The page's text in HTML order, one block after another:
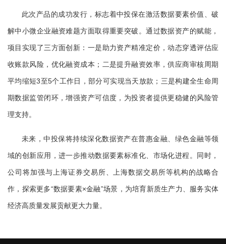
此次产品的成功发行，标志着中投保在激活数据要素价值、破
解中小微企业融资难题方面取得重要突破。通过数据资产的赋能，
项目实现了三方面创新：一是助力资产精准定价，动态穿透评估应
收账款风险，优化融资成本；二是提升融资效率，供应商审核周期
平均缩短3至5个工作日，部分可实现当天放款；三是构建全生命周
期数据监管闭环，增强资产可信度，为投资者提供更稳健的风险管
理支持。
未来，中投保将持续深化数据资产在普惠金融、绿色金融等领
域的创新应用，进一步推动数据要素标准化、市场化进程。同时，
公司将加强与上海证券交易所、上海数据交易所等机构的战略合
作，探索更多“数据要素×金融”场景，为培育新质生产力、服务实体
经济高质量发展贡献更大力量。